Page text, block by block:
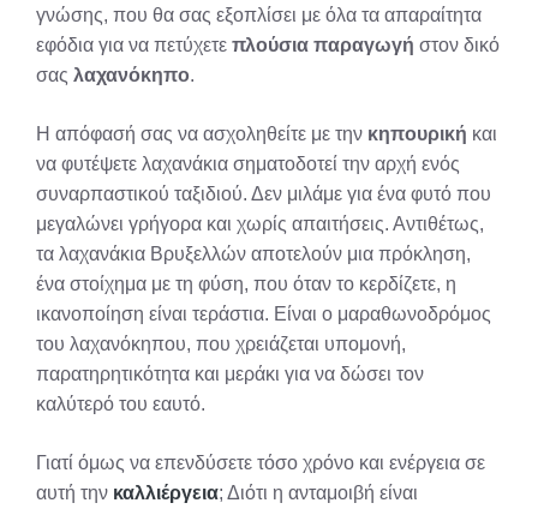
γνώσης, που θα σας εξοπλίσει με όλα τα απαραίτητα
εφόδια για να πετύχετε πλούσια παραγωγή στον δικό
σας λαχανόκηπο.
Η απόφασή σας να ασχοληθείτε με την κηπουρική και
να φυτέψετε λαχανάκια σηματοδοτεί την αρχή ενός
συναρπαστικού ταξιδιού. Δεν μιλάμε για ένα φυτό που
μεγαλώνει γρήγορα και χωρίς απαιτήσεις. Αντιθέτως,
τα λαχανάκια Βρυξελλών αποτελούν μια πρόκληση,
ένα στοίχημα με τη φύση, που όταν το κερδίζετε, η
ικανοποίηση είναι τεράστια. Είναι ο μαραθωνοδρόμος
του λαχανόκηπου, που χρειάζεται υπομονή,
παρατηρητικότητα και μεράκι για να δώσει τον
καλύτερό του εαυτό.
Γιατί όμως να επενδύσετε τόσο χρόνο και ενέργεια σε
αυτή την καλλιέργεια; Διότι η ανταμοιβή είναι